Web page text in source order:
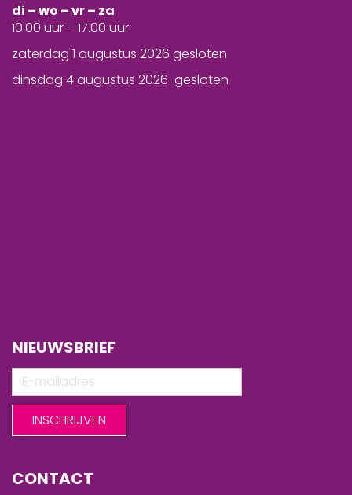
di – wo – vr – za
10.00 uur – 17.00 uur
zaterdag 1 augustus 2026 gesloten
dinsdag 4 augustus 2026 gesloten
NIEUWSBRIEF
CONTACT